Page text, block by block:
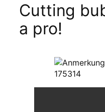
Cutting
a pro!